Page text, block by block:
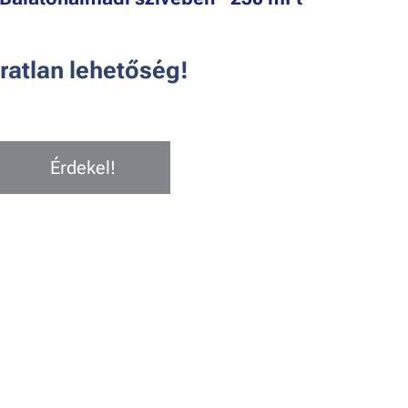
lehetőség!
Érdekel!